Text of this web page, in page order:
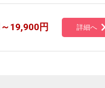
19,900円 詳細へ